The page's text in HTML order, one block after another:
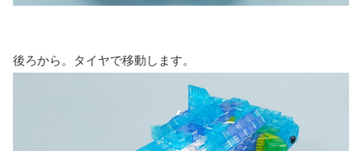
後ろから。タイヤで移動します。